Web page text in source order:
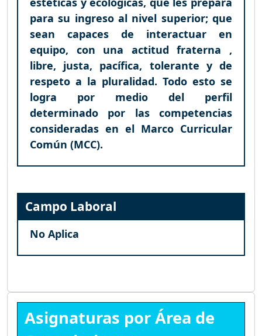
para su ingreso al nivel superior; que
sean capaces de interactuar en
equipo, con una actitud fraterna ,
libre, justa, pacífica, tolerante y de
respeto a la pluralidad. Todo esto se
logra por medio del perfil
determinado por las competencias
consideradas en el Marco Curricular
Común (MCC).
Campo Laboral
No Aplica
Asignaturas por Área de